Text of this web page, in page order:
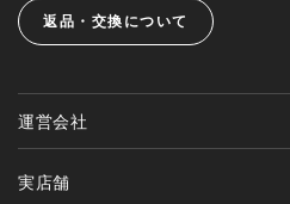
返品・交換について
運営会社
実店舗